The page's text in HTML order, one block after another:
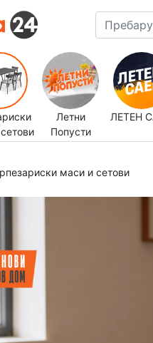
Летни
Попусти
ЛЕТЕН
маси и сетови